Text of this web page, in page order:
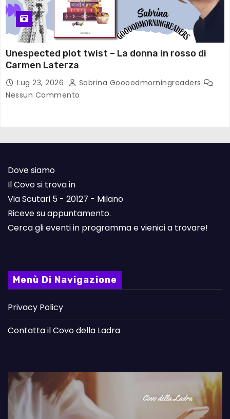
Unespected plot twist – La donna in rosso di
Carmen Laterza
Lug 23, 2026
Sabrina Goooodmorningreaders
Nessun Commento
Dove siamo
Il Covo si trova in
Via Scutari 5 - 20127 - Milano
Riceve su appuntamento.
Cerca gli eventi in programma e vienici a trovare!
Menù Di Navigazione
Privacy Policy
Contatta il Covo della Ladra